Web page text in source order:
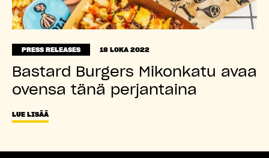
PRESS RELEASES 18 LOKA 2022
Bastard Burgers Mikonkatu avaa
ovensa tänä perjantaina
LUE LISÄÄ